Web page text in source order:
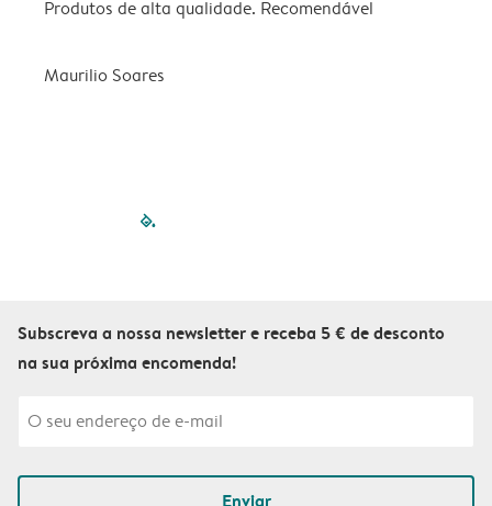
Produtos de alta qualidade. Recomendável
Maurilio Soares
filled-pagination
Subscreva a nossa newsletter e receba 5 € de desconto
na sua próxima encomenda!
Enviar